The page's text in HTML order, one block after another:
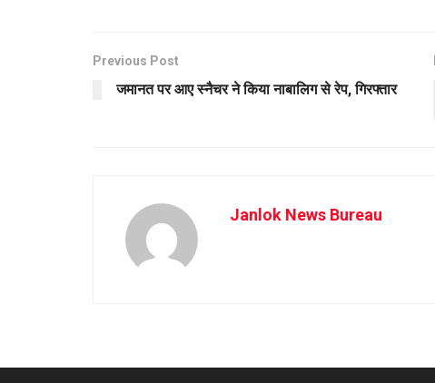
Previous Post
जमानत पर आए स्नैचर ने किया नाबालिग से रेप, गिरफ्तार
Janlok News Bureau